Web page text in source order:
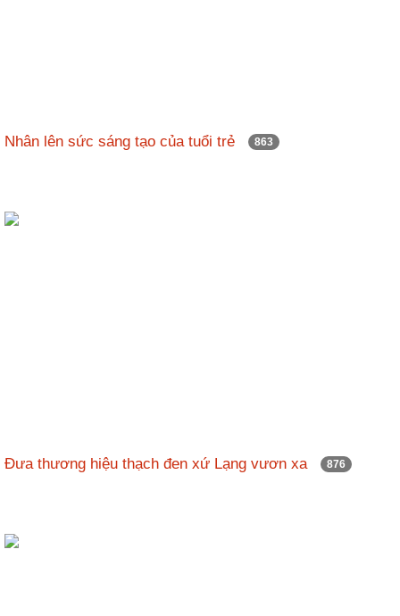
Nhân lên sức sáng tạo của tuổi trẻ 863
Đưa thương hiệu thạch đen xứ Lạng vươn xa 876